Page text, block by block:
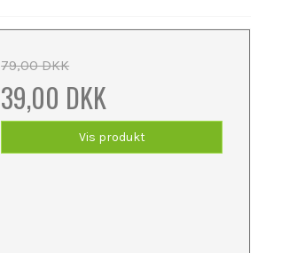
79,00 DKK
39,00 DKK
Vis produkt